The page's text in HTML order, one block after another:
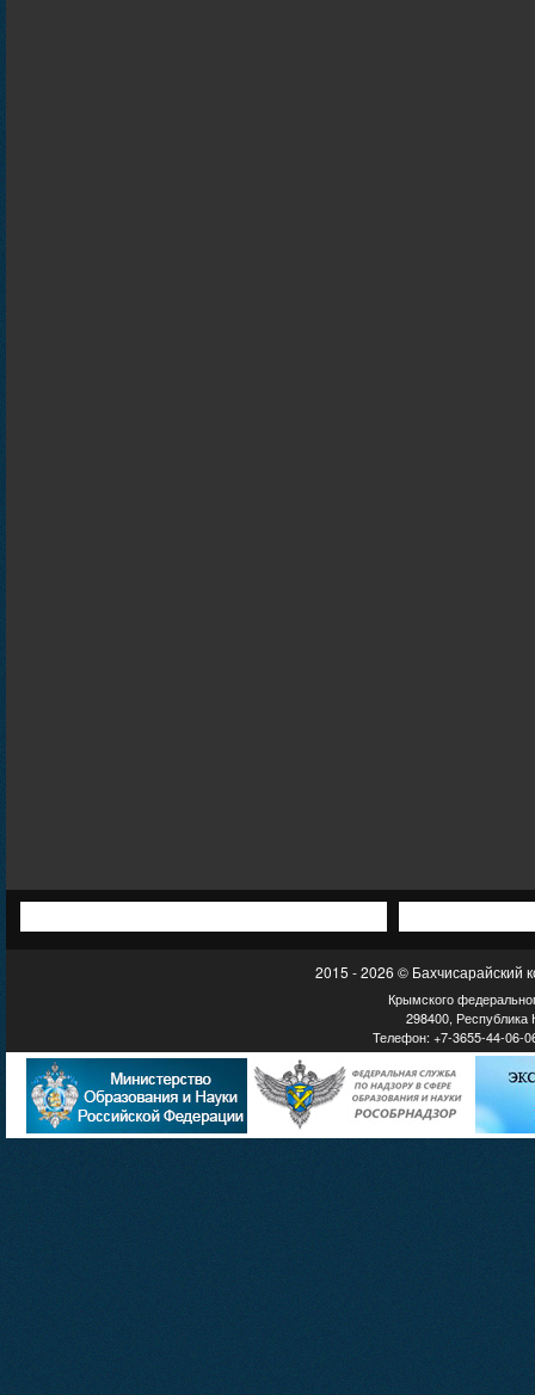
2015 - 2026 © Бахчисарайский
Крымского
298400, Республика
Телефон: +7-3655-44-06-